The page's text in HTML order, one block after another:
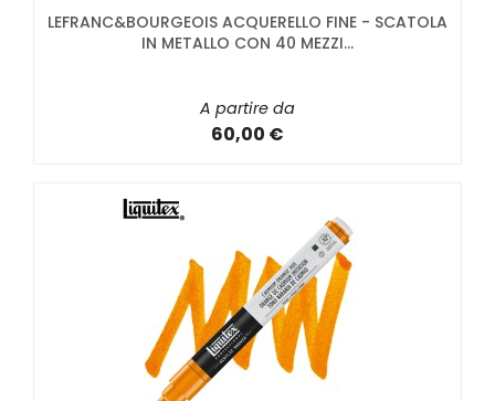
LEFRANC&BOURGEOIS ACQUERELLO FINE - SCATOLA
IN METALLO CON 40 MEZZI...
A partire da
60,00 €